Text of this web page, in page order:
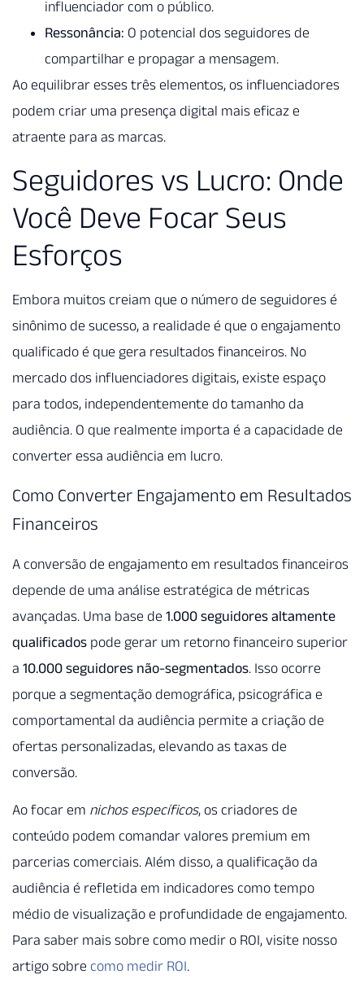
influenciador com o público.
Ressonância: O potencial dos seguidores de
compartilhar e propagar a mensagem.
Ao equilibrar esses três elementos, os influenciadores
podem criar uma presença digital mais eficaz e
atraente para as marcas.
Seguidores vs Lucro: Onde
Você Deve Focar Seus
Esforços
Embora muitos creiam que o número de seguidores é
sinônimo de sucesso, a realidade é que o engajamento
qualificado é que gera resultados financeiros. No
mercado dos influenciadores digitais, existe espaço
para todos, independentemente do tamanho da
audiência. O que realmente importa é a capacidade de
converter essa audiência em lucro.
Como Converter Engajamento em Resultados
Financeiros
A conversão de engajamento em resultados financeiros
depende de uma análise estratégica de métricas
avançadas. Uma base de 1.000 seguidores altamente
qualificados pode gerar um retorno financeiro superior
a 10.000 seguidores não-segmentados. Isso ocorre
porque a segmentação demográfica, psicográfica e
comportamental da audiência permite a criação de
ofertas personalizadas, elevando as taxas de
conversão.
Ao focar em nichos específicos, os criadores de
conteúdo podem comandar valores premium em
parcerias comerciais. Além disso, a qualificação da
audiência é refletida em indicadores como tempo
médio de visualização e profundidade de engajamento.
Para saber mais sobre como medir o ROI, visite nosso
artigo sobre como medir ROI.